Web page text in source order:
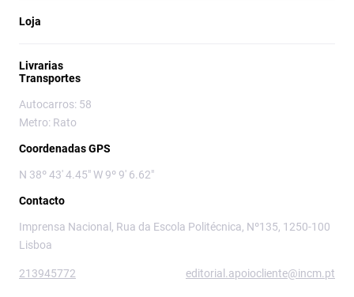
Loja
Livrarias
Transportes
Autocarros: 58
Metro: Rato
Coordenadas GPS
N 38º 43' 4.45" W 9º 9' 6.62"
Contacto
Imprensa Nacional, Rua da Escola Politécnica, Nº135, 1250-100
Lisboa
213945772 editorial.apoiocliente@incm.pt